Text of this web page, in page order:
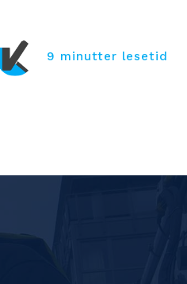
9 minutter lesetid